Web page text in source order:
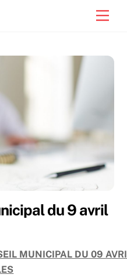
du 9 avril
MUNICIPAL DU 09